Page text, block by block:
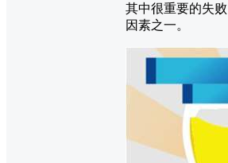
其中很重要的失败
因素之一。